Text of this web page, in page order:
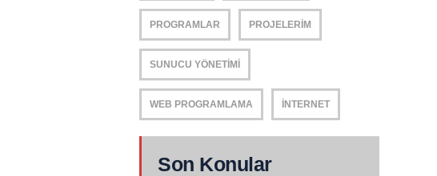
PROGRAMLAR PROJELERIM
SUNUCU YÖNETIMI
WEB PROGRAMLAMA İNTERNET
Son Konular